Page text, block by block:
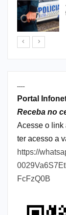
----
Portal
Receba no
Acesse o link
ter acesso a
https://
FcFzQ0B